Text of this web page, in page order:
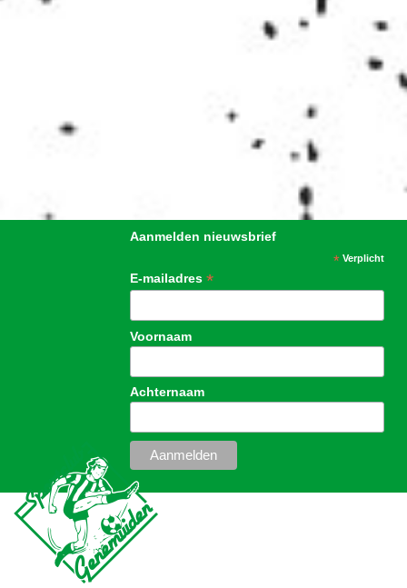
Aanmelden nieuwsbrief
*Verplicht
E-mailadres*
Voornaam
Achternaam